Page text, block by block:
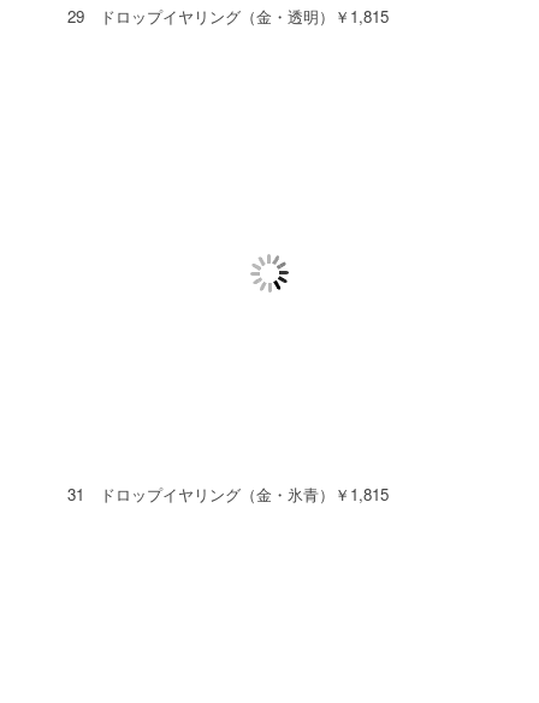
29 ドロップイヤリング（金・透明）￥1,815
31 ドロップイヤリング（金・氷青）￥1,815